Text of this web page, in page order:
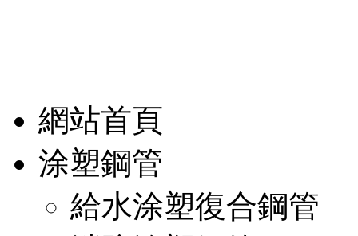
網站首頁
涂塑鋼管
給水涂塑復合鋼管